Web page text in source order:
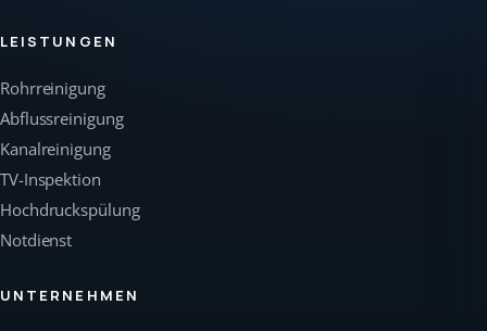
LEISTUNGEN
Rohrreinigung
Abflussreinigung
Kanalreinigung
TV-Inspektion
Hochdruckspülung
Notdienst
UNTERNEHMEN